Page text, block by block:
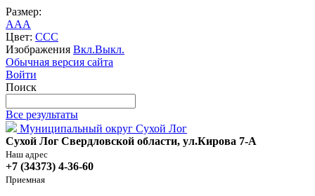
Размер:
AAA
Цвет: CCC
Изображения Вкл.Выкл.
Обычная версия сайта
Войти
Поиск
Все результаты
Муниципальный округ Сухой Лог
Сухой Лог Свердловской области, ул.Кирова 7-А
Наш адрес
+7 (34373) 4-36-60
Приемная